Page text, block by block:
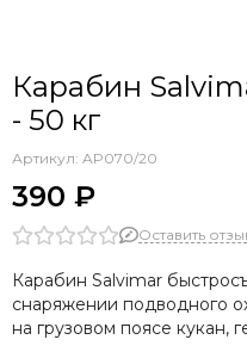
Карабин
- 50 кг
Артикул: AP070/20
390 ₽
Оставить
Карабин Salvimar
снаряжении подводного
на грузовом поясе кукан,